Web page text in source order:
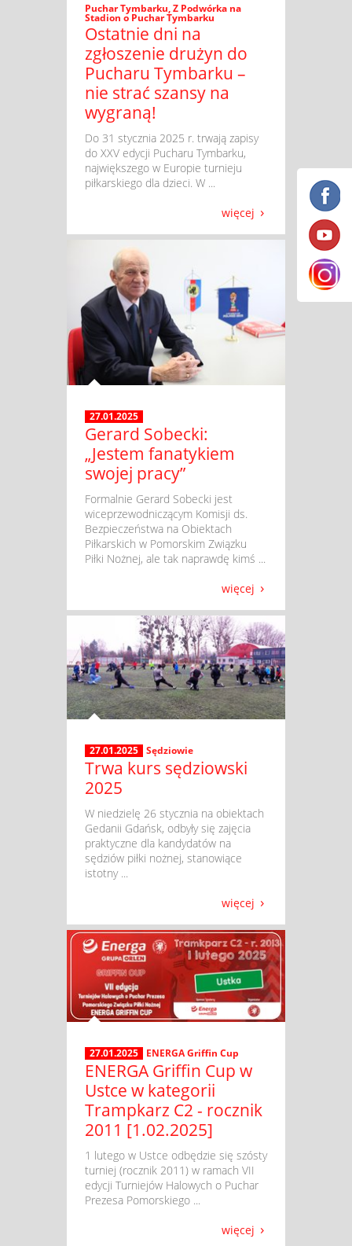
Puchar Tymbarku,Z Podwórka na
Stadion o Puchar Tymbarku
Ostatnie dni na
zgłoszenie drużyn do
Pucharu Tymbarku –
nie strać szansy na
wygraną!
​ Do 31 stycznia 2025 r. trwają zapisy
do XXV edycji Pucharu Tymbarku,
największego w Europie turnieju
piłkarskiego dla dzieci. W ...
więcej
27.01.2025
Gerard Sobecki:
„Jestem fanatykiem
swojej pracy”
​ Formalnie Gerard Sobecki jest
wiceprzewodniczącym Komisji ds.
Bezpieczeństwa na Obiektach
Piłkarskich w Pomorskim Związku
Piłki Nożnej, ale tak naprawdę kimś ...
więcej
27.01.2025 Sędziowie
Trwa kurs sędziowski
2025
​ W niedzielę 26 stycznia na obiektach
Gedanii Gdańsk, odbyły się zajęcia
praktyczne dla kandydatów na
sędziów piłki nożnej, stanowiące
istotny ...
więcej
27.01.2025 ENERGA Griffin Cup
ENERGA Griffin Cup w
Ustce w kategorii
Trampkarz C2 - rocznik
2011 [1.02.2025]
​ 1 lutego w Ustce odbędzie się szósty
turniej (rocznik 2011) w ramach VII
edycji Turniejów Halowych o Puchar
Prezesa Pomorskiego ...
więcej